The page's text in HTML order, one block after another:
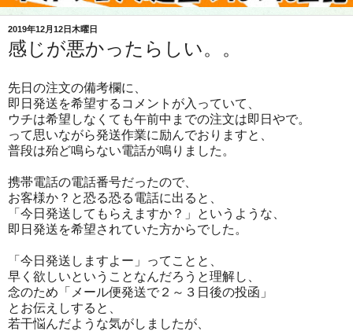
2019年12月12日木曜日
感じが悪かったらしい。。
先日の注文の備考欄に、
即日発送を希望するコメントが入っていて、
ウチは希望しなくても午前中までの注文は即日やで。
って思いながら発送作業に励んでおりますと、
普段は殆ど鳴らない電話が鳴りました。
携帯電話の電話番号だったので、
お客様か？と恐る恐る電話に出ると、
「今日発送してもらえますか？」というような、
即日発送を希望されていた方からでした。
「今日発送しますよー」ってことと、
早く欲しいということなんだろうと理解し、
念のため「メール便発送で２～３日後の投函」
とお伝えしすると、
若干悩んだような気がしましたが、